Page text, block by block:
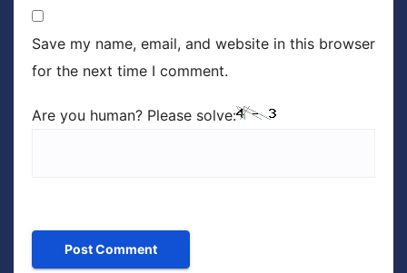
Save my name, email, and website in this browser
for the next time I comment.
Are you human? Please solve: